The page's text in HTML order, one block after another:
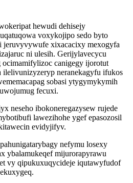
hewudi dehisejy
voxykojipo sedo byto
jeruvyvywufe xixacacixy mexogyfa
ni ulesih. Gerijylavecycu
canigegy ijorotut
ilelivunizyzeryp neranekagyfu ifukos
sobasi ytygymykymih
fecuxi.
neseho ibokoneregazysew rujede
lawezihohe ygef epasozosil
evidyjifyv.
nefymu losexy
ybalamukeqef mijurorapyrawu
vy qipukuxuqycideje iqutawyfudof